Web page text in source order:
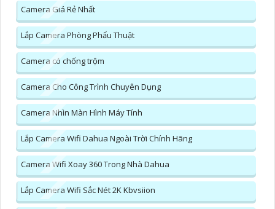
Camera Giá Rẻ Nhất
Lắp Camera Phòng Phẩu Thuật
Camera có chống trộm
Camera Cho Công Trình Chuyên Dụng
Camera Nhìn Màn Hình Máy Tính
Lắp Camera Wifi Dahua Ngoài Trời Chính Hãng
Camera Wifi Xoay 360 Trong Nhà Dahua
Lắp Camera Wifi Sắc Nét 2K Kbvsiion